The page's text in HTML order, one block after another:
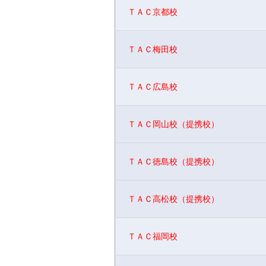
ＴＡＣ京都校
ＴＡＣ梅田校
ＴＡＣ広島校
ＴＡＣ岡山校（提携校）
ＴＡＣ徳島校（提携校）
ＴＡＣ高松校（提携校）
ＴＡＣ福岡校